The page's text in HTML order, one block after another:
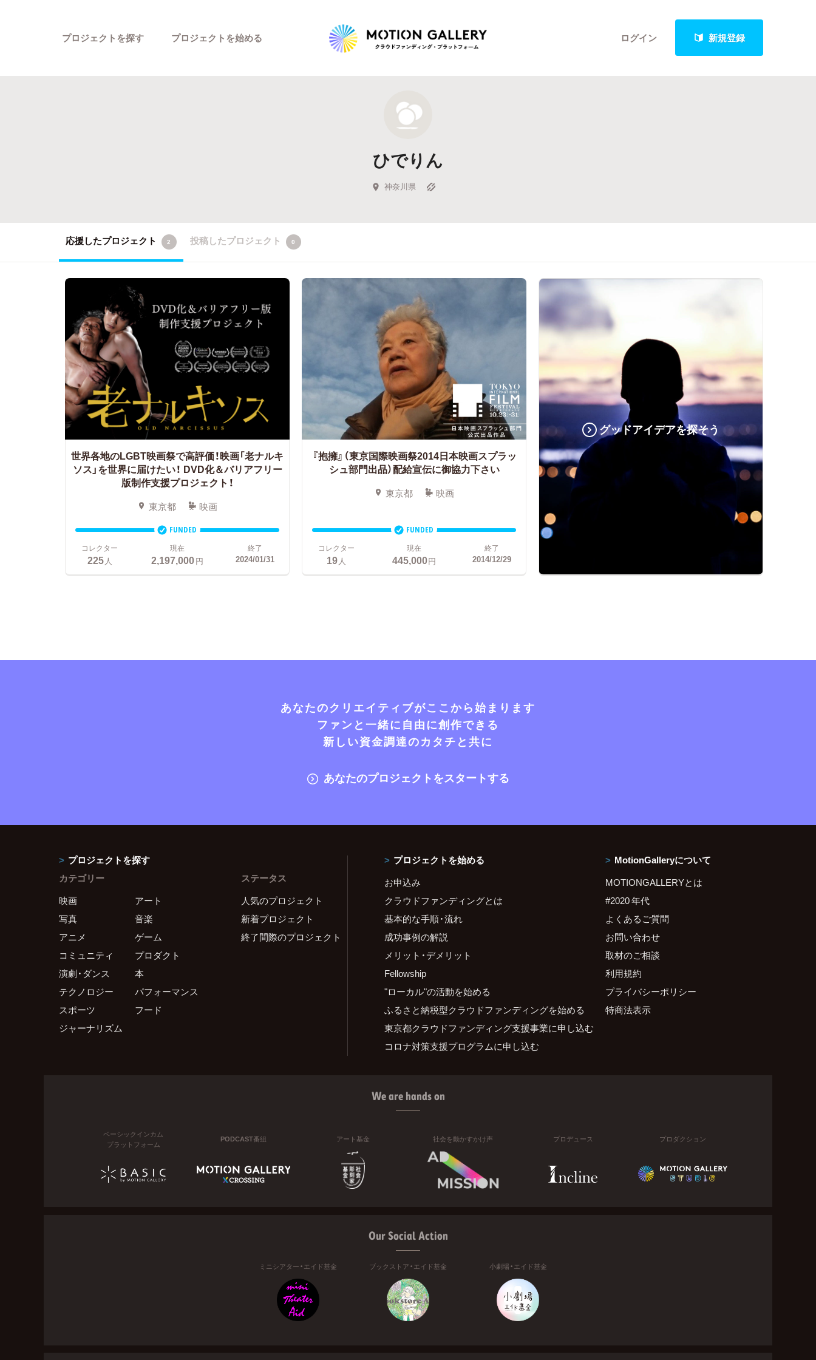
ログイン 新規登録
プロジェクトを探す
新着プロジェクト
Feature
キュレーターから探す
プロジェクトを始める
ひでりん
神奈川県
応援したプロジェクト 2 投稿したプロジェクト 0
世界各地のLGBT映画祭で高評価！映画「老ナルキ
ソス」を世界に届けたい！ DVD化＆バリアフリー
版制作支援プロジェクト！
東京都 映画
FUNDED
コレクター
225人
現在
2,197,000円
終了
2024/01/31
『抱擁』（東京国際映画祭2014日本映画スプラッ
シュ部門出品）配給宣伝に御協力下さい
東京都 映画
FUNDED
コレクター
19人
現在
445,000円
終了
2014/12/29
グッドアイデアを探そう
あなたのクリエイティブがここから始まります
ファンと一緒に自由に創作できる
新しい資金調達のカタチと共に
あなたのプロジェクトをスタートする
プロジェクトを探す
カテゴリー
映画
アート
写真
音楽
アニメ
ゲーム
コミュニティ
プロダクト
演劇・ダンス
本
テクノロジー
パフォーマンス
スポーツ
フード
ジャーナリズム
ステータス
人気のプロジェクト
新着プロジェクト
終了間際のプロジェクト
プロジェクトを始める
お申込み
クラウドファンディングとは
基本的な手順・流れ
成功事例の解説
メリット・デメリット
Fellowship
"ローカル"の活動を始める
ふるさと納税型クラウドファンディングを始める
東京都クラウドファンディング支援事業に申し込む
コロナ対策支援プログラムに申し込む
MotionGalleryについて
MOTIONGALLERYとは
#2020 年代
よくあるご質問
お問い合わせ
取材のご相談
利用規約
プライバシーポリシー
特商法表示
We are hands on
ベーシックインカム
プラットフォーム
PODCAST番組 アート基金 社会を動かすかけ声 プロデュース プロダクション
Our Social Action
ミニシアター・エイド基金 ブックストア・エイド基金 小劇場・エイド基金